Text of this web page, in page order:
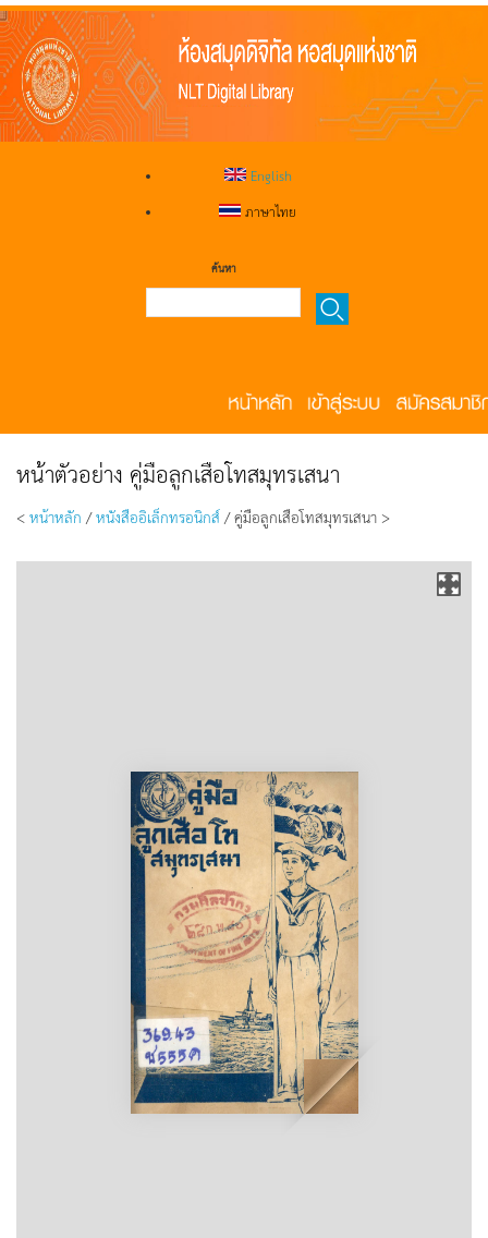
English
ภาษาไทย
ค้นหา
หน้าตัวอย่าง คู่มือลูกเสือโทสมุทรเสนา
<หน้าหลัก /หนังสืออิเล็กทรอนิกส์/ คู่มือลูกเสือโทสมุทรเสนา >